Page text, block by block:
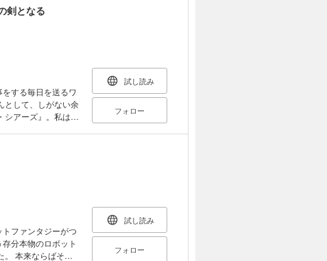
娘のために
ジー開幕!! 原作
剣となる
する毎日を送るワ
として、しがない余
ロボファンタジー
試し読み
フォロー
ファンタジーがつ
分本物のロボット
試し読み
フォロー